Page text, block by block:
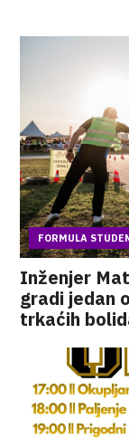
FORMULA
Inženjer
gradi jedan
trkaćih